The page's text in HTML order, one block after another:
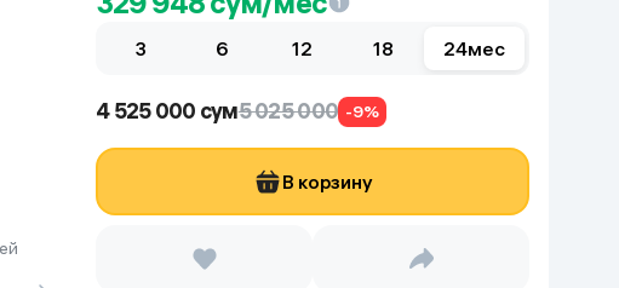
Смарт-часы
Наручные часы
Фитнес-браслеты
Фотоаппараты и видеокамеры
Фотоаппараты
Экшен-камеры
3 6 12 18 24мес
4 525 000 сум5 025 000 -9%
В корзину